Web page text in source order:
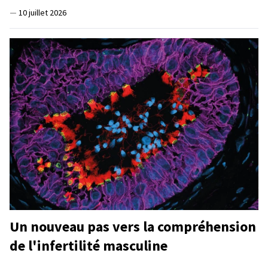
— 10 juillet 2026
Un nouveau pas vers la compréhension
de l'infertilité masculine